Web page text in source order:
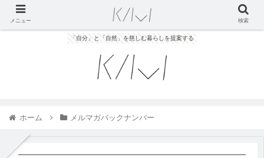
「自分」と「自然」を慈しむ暮らしを提案する
ホーム メルマガバックナンバー
メニュー 検索